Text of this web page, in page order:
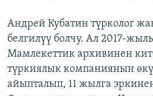
Андрей Кубатин түрколог
белгилүү болчу. Ал 2017-
Мамлекеттик архивинен
түркиялык компаниянын
айыпталып, 11 жылга